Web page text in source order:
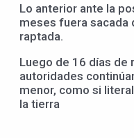
Lo anterior ante la
meses fuera sacada
raptada.
Luego de 16 días de
autoridades
menor, como si
la tierra